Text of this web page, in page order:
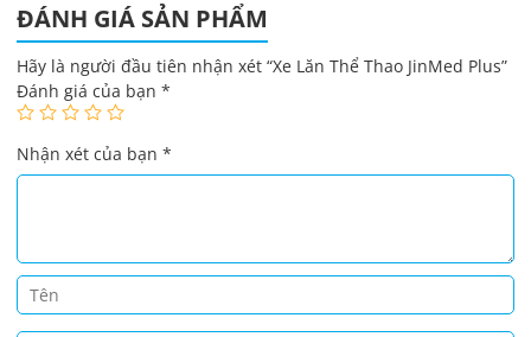
ĐÁNH GIÁ SẢN PHẨM
Hãy là người đầu tiên nhận xét “Xe Lăn Thể Thao JinMed Plus”
Đánh giá của bạn *
Nhận xét của bạn *